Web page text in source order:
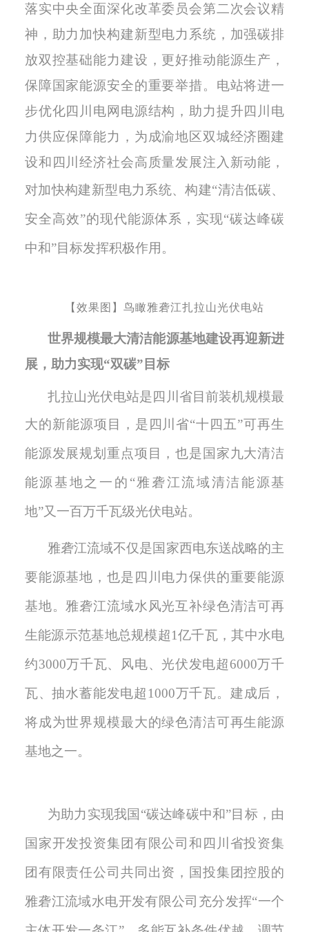
落实中央全面深化改革委员会第二次会议精
神，助力加快构建新型电力系统， 加强碳排
放双控基础能力建设 ，更好推动能源生产，
保障国家能源安全的重要举措。电站将进一
步优化四川电网电源结构 ， 助力提升四川电
力供应保障能力 ， 为成渝地区双城经济圈建
设和四川经济社会高质量发展注入新动能 ，
对加快构建新型电力系统、构建“清洁低碳、
安全高效”的现代能源体系，实现“碳达峰碳
中和”目标发挥积极作用。
【效果图】鸟瞰雅砻江扎拉山光伏电站
世界规模最大清洁能源基地建设再迎新进
展， 助力实现“双碳”目标
扎拉山光伏电站是四川省目前装机规模最
大的新能源项目
， 是四川省“十四五”可再生
能源发展规划重点项目
，也是国家九大清洁
能源基地之一的 “雅砻江流域清洁能源基
地”又一百万千瓦级光伏电站。
雅砻江流域不仅是国家西电东送战略的主
要能源基地，也是四川电力保供的重要能源
基地。雅砻江流域水风光互补绿色清洁可再
生能源示范基地总规模超1亿千瓦，其中水电
约3000万千瓦、风电、光伏发电超6000万千
瓦、抽水蓄能发电超 1000万千瓦。建成后，
将成为世界规模最大的绿色清洁可再生能源
基地之一。
为助力实现我国 “碳达峰碳中和”目标，由
国家开发投资集团有限公司和四川省投资集
团有限责任公司共同出资，国投集团控股的
雅砻江流域水电开发有限公司充分发挥“一个